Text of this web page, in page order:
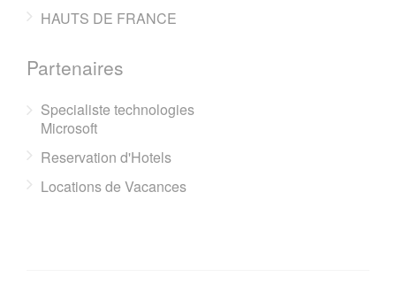
HAUTS DE FRANCE
Partenaires
Specialiste technologies
Microsoft
Reservation d'Hotels
Locations de Vacances